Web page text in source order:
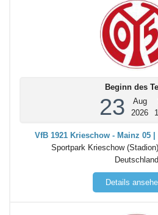
Beginn des
23
Aug
2026
VfB 1921 Krieschow - Mainz 05
Sportpark Krieschow
Deutschland
Details